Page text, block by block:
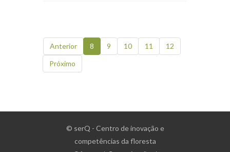
Anterior 8 9 10 11
12
Próximo
© serQ - Centro de inovação e
competências da floresta